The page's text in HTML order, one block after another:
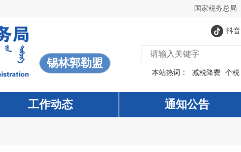
国家税务总局
锡林郭勒盟
抖音
本站热词： 减税降费 个税
工作动态 通知公告